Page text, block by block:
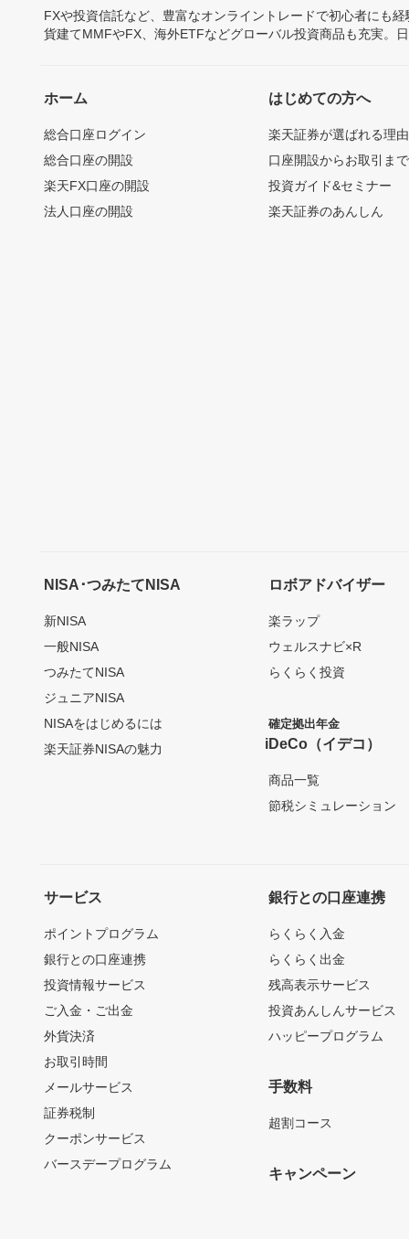
FXや投資信託など、豊富なオンライントレードで初心者にも
貨建てMMFやFX、海外ETFなどグローバル投資商品も充実。
ホーム
総合口座ログイン
総合口座の開設
楽天FX口座の開設
法人口座の開設
はじめての方へ
楽天証券が選ばれる理由
口座開設からお取引ま
投資ガイド&セミナー
楽天証券のあんしん
NISA･つみたてNISA
新NISA
一般NISA
つみたてNISA
ジュニアNISA
NISAをはじめるには
楽天証券NISAの魅力
ロボアドバイザー
楽ラップ
ウェルスナビ×R
らくらく投資
確定拠出年金
iDeCo（イデコ）
商品一覧
節税シミュレーション
サービス
ポイントプログラム
銀行との口座連携
投資情報サービス
ご入金・ご出金
外貨決済
お取引時間
メールサービス
証券税制
クーポンサービス
バースデープログラム
銀行との口座連携
らくらく入金
らくらく出金
残高表示サービス
投資あんしんサービス
ハッピープログラム
手数料
超割コース
キャンペーン